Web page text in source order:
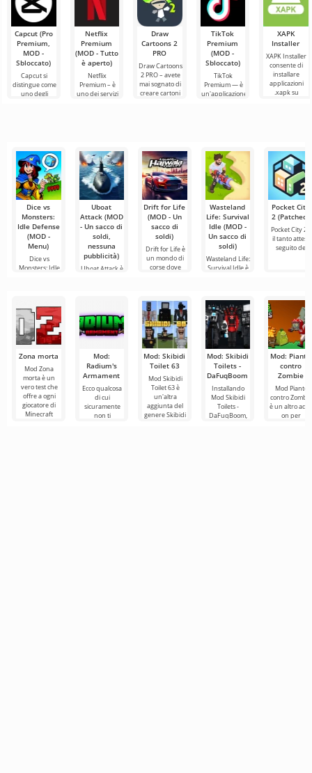
Capcut (Pro
Premium,
MOD -
Sbloccato)
Capcut si
distingue come
uno degli
Netflix
Premium
(MOD - Tutto
è aperto)
Netflix
Premium – è
uno dei servizi
Draw
Cartoons 2
PRO
Draw Cartoons
2 PRO – avete
mai sognato di
creare cartoni
TikTok
Premium
(MOD -
Sbloccato)
TikTok
Premium — è
un'applicazione
XAPK
Installer
XAPK Installer
consente di
installare
applicazioni
.xapk su
Dice vs
Monsters:
Idle Defense
(MOD -
Menu)
Dice vs
Monsters: Idle
Uboat
Attack (MOD
- Un sacco di
soldi,
nessuna
pubblicità)
Uboat Attack è
Drift for Life
(MOD - Un
sacco di
soldi)
Drift for Life è
un mondo di
corse dove
Wasteland
Life: Survival
Idle (MOD -
Un sacco di
soldi)
Wasteland Life:
Survival Idle è
Pocket City
2 (Patched)
Pocket City 2 è
il tanto atteso
seguito del
Zona morta
Mod Zona
morta è un
vero test che
offre a ogni
giocatore di
Minecraft
Mod:
Radium's
Armament
Ecco qualcosa
di cui
sicuramente
non ti
Mod: Skibidi
Toilet 63
Mod Skibidi
Toilet 63 è
un'altra
aggiunta del
genere Skibidi
Mod: Skibidi
Toilets -
DaFuqBoom
Installando
Mod Skibidi
Toilets -
DaFuqBoom,
Mod: Piante
contro
Zombie
Mod Piante
contro Zombie
è un altro
on per